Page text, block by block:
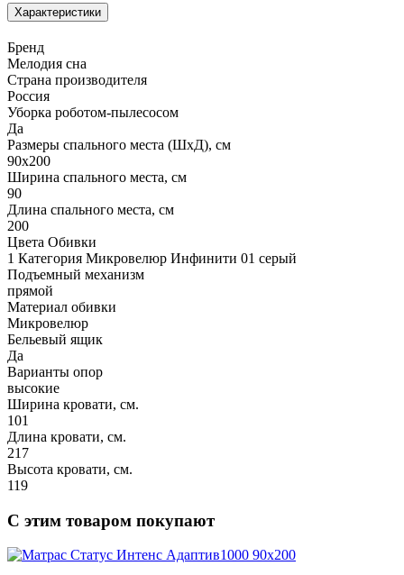
Характеристики
Бренд
Мелодия сна
Страна производителя
Россия
Уборка роботом-пылесосом
Да
Размеры спального места (ШхД), см
90х200
Ширина спального места, см
90
Длина спального места, см
200
Цвета Обивки
1 Категория Микровелюр Инфинити 01 серый
Подъемный механизм
прямой
Материал обивки
Микровелюр
Бельевый ящик
Да
Варианты опор
высокие
Ширина кровати, см.
101
Длина кровати, см.
217
Высота кровати, см.
119
С этим товаром покупают